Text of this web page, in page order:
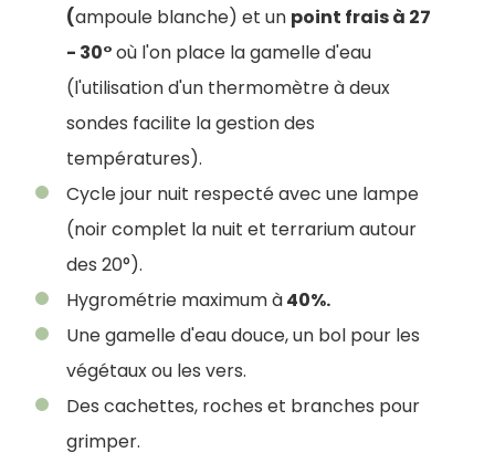
(ampoule blanche) et un point frais à 27
- 30°où l'on place la gamelle d'eau
(l'utilisation d'un thermomètre à deux
sondes facilite la gestion des
températures).
Cycle jour nuit respecté avec une lampe
(noir complet la nuit et terrarium autour
des 20°).
Hygrométrie maximum à40%.
Une gamelle d'eau douce, un bol pour les
végétaux ou les vers.
Des cachettes, roches et branches pour
grimper.